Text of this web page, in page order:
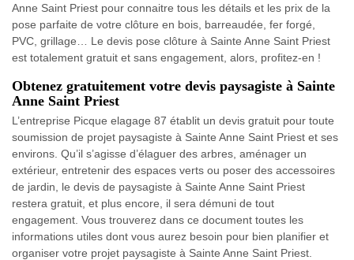
Anne Saint Priest pour connaitre tous les détails et les prix de la
pose parfaite de votre clôture en bois, barreaudée, fer forgé,
PVC, grillage… Le devis pose clôture à Sainte Anne Saint Priest
est totalement gratuit et sans engagement, alors, profitez-en !
Obtenez gratuitement votre devis paysagiste à Sainte
Anne Saint Priest
L’entreprise Picque elagage 87 établit un devis gratuit pour toute
soumission de projet paysagiste à Sainte Anne Saint Priest et ses
environs. Qu’il s’agisse d’élaguer des arbres, aménager un
extérieur, entretenir des espaces verts ou poser des accessoires
de jardin, le devis de paysagiste à Sainte Anne Saint Priest
restera gratuit, et plus encore, il sera démuni de tout
engagement. Vous trouverez dans ce document toutes les
informations utiles dont vous aurez besoin pour bien planifier et
organiser votre projet paysagiste à Sainte Anne Saint Priest.